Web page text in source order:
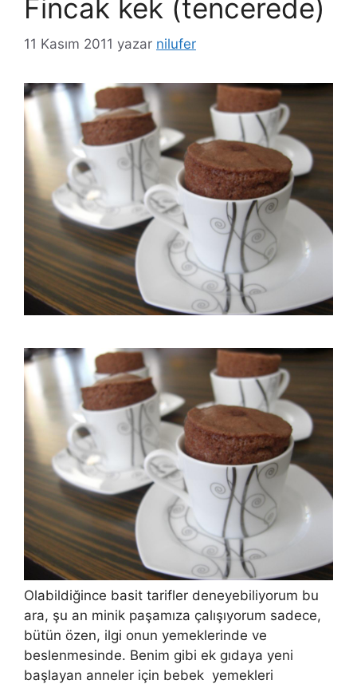
Fincak kek (tencerede)
11 Kasım 2011 yazar nilufer
Olabildiğince basit tarifler deneyebiliyorum bu
ara, şu an minik paşamıza çalışıyorum sadece,
bütün özen, ilgi onun yemeklerinde ve
beslenmesinde. Benim gibi ek gıdaya yeni
başlayan anneler için bebek yemekleri